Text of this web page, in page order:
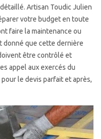
Artisan Toudic Julien
votre budget en toute
faire la maintenance ou
donné que cette dernière
être contrôlé et
appel aux exercés du
le devis parfait et après,